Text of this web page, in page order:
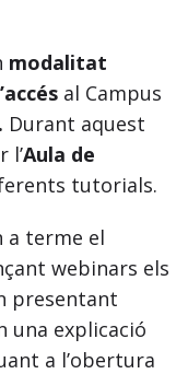
modalitat
al Campus
Durant aquest
l’Aula de
tutorials.
a terme el
webinars els
presentant
una explicació
a l’obertura